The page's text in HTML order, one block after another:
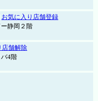
お気に入り店舗登録
静岡２階
店舗解除
4階